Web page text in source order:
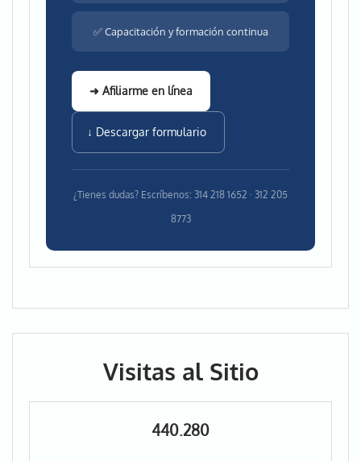
✅ Capacitación y formación continua
➜ Afiliarme en línea
↓ Descargar formulario
¿Tienes dudas? Escríbenos: 314 218 1652 · 312 205
8773
Visitas al Sitio
440.280